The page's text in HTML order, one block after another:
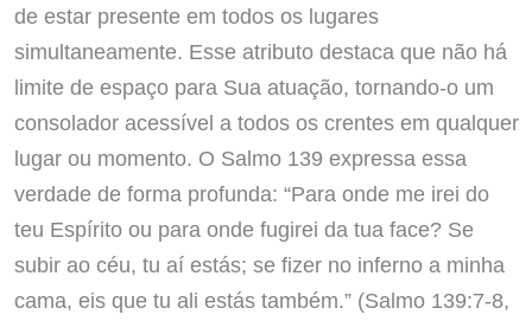
de estar presente em todos os lugares
simultaneamente. Esse atributo destaca que não há
limite de espaço para Sua atuação, tornando-o um
consolador acessível a todos os crentes em qualquer
lugar ou momento. O Salmo 139 expressa essa
verdade de forma profunda: “Para onde me irei do
teu Espírito ou para onde fugirei da tua face? Se
subir ao céu, tu aí estás; se fizer no inferno a minha
cama, eis que tu ali estás também.” (Salmo 139:7-8,